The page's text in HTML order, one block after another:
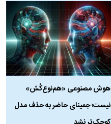
هوش مصنوعی «هم‌نوع‌کُش»
نیست؛ جمینای حاضر به حذف مدل